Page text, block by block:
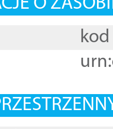
O
kod